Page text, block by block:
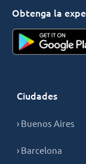
Obtenga la
Ciudades
› Buenos Aires
› Barcelona